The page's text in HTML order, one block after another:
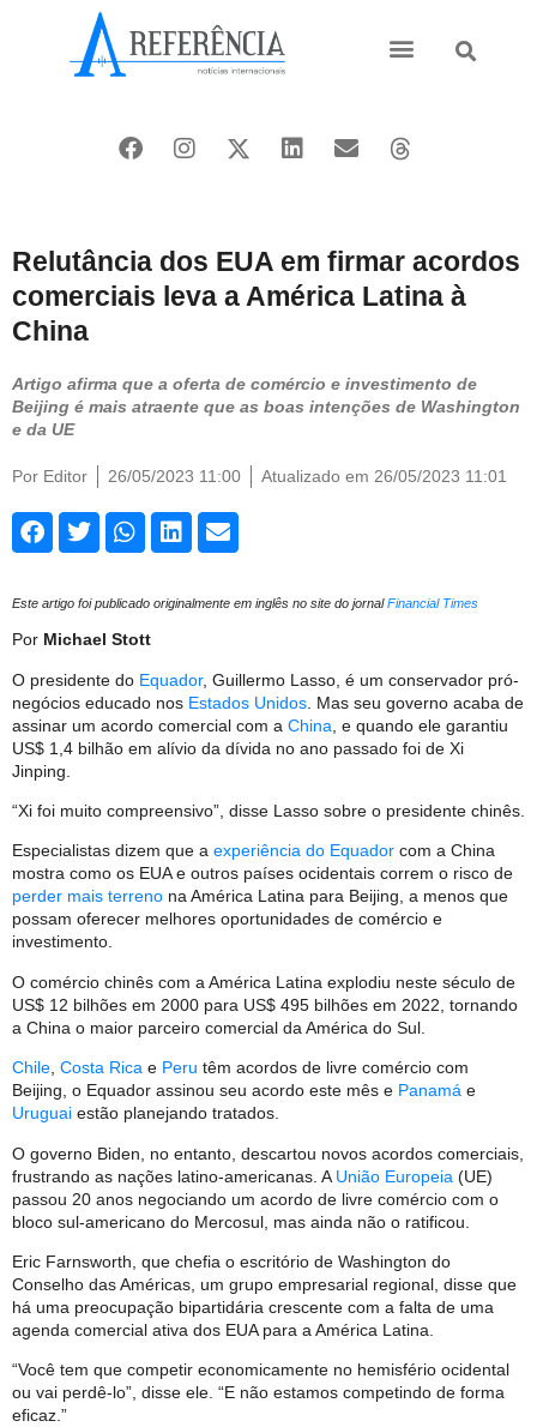
Relutância dos EUA em firmar acordos
comerciais leva a América Latina à
China
Artigo afirma que a oferta de comércio e investimento de
Beijing é mais atraente que as boas intenções de Washington
e da UE
Por Editor 26/05/2023 11:00 Atualizado em 26/05/2023 11:01
Este artigo foi publicado originalmente em inglês no site do jornalFinancial Times
Por Michael Stott
O presidente do Equador, Guillermo Lasso, é um conservador pró-
negócios educado nos Estados Unidos . Mas seu governo acaba de
assinar um acordo comercial com a China , e quando ele garantiu
US$ 1,4 bilhão em alívio da dívida no ano passado foi de Xi
Jinping.
“Xi foi muito compreensivo”, disse Lasso sobre o presidente chinês.
Especialistas dizem que a experiência do Equador com a China
mostra como os EUA e outros países ocidentais correm o risco de
perder mais terreno na América Latina para Beijing, a menos que
possam oferecer melhores oportunidades de comércio e
investimento.
O comércio chinês com a América Latina explodiu neste século de
US$ 12 bilhões em 2000 para US$ 495 bilhões em 2022, tornando
a China o maior parceiro comercial da América do Sul.
Chile, Costa Rica e Peru têm acordos de livre comércio com
Beijing, o Equador assinou seu acordo este mês e Panamá e
Uruguai estão planejando tratados.
O governo Biden, no entanto, descartou novos acordos comerciais,
frustrando as nações latino-americanas. A União Europeia (UE)
passou 20 anos negociando um acordo de livre comércio com o
bloco sul-americano do Mercosul, mas ainda não o ratificou.
Eric Farnsworth, que chefia o escritório de Washington do
Conselho das Américas, um grupo empresarial regional, disse que
há uma preocupação bipartidária crescente com a falta de uma
agenda comercial ativa dos EUA para a América Latina.
“Você tem que competir economicamente no hemisfério ocidental
ou vai perdê-lo”, disse ele. “E não estamos competindo de forma
eficaz.”